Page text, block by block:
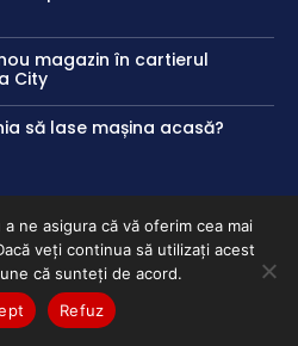
magazin în cartierul
City
să lase mașina acasă?
ne asigura că vă oferim cea mai
veți continua să utilizați acest
că sunteți de acord.
Refuz